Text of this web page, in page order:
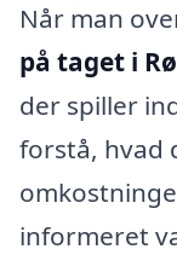
Når man
på taget i
der spiller
forstå, hvad
informeret